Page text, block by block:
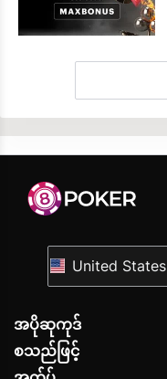
အပိုဆုကုဒ်
စသည်ဖြင့်
United States